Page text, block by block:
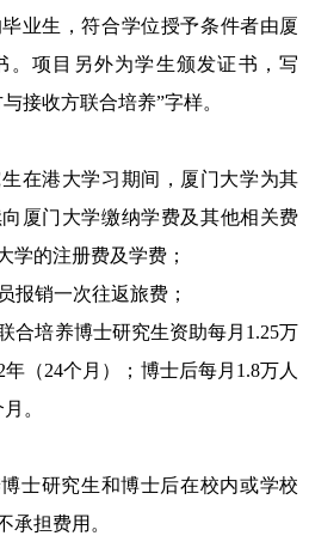
业生，符合学位授予条件者由厦
。项目另外为学生颁发证书，写
接收方联合培养”字样。
在港大学习期间，厦门大学为其
厦门大学缴纳学费及其他相关费
学的注册费及学费；
报销一次往返旅费；
合培养博士研究生资助每月1.25万
（24个月）；博士后每月1.8万人
。
士研究生和博士后在校内或学校
承担费用。